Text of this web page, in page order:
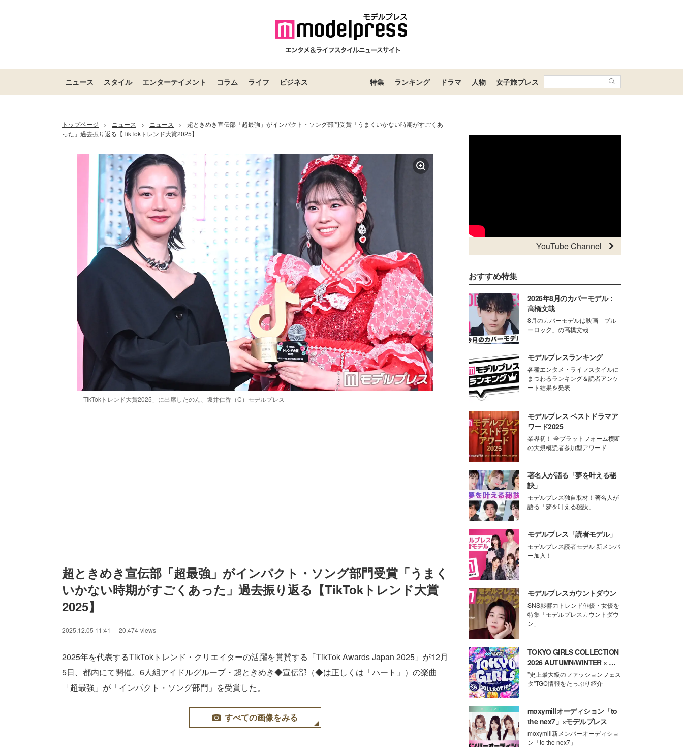
ニュース スタイル エンターテイメント コラム ライフ ビジネス 特集 ランキング ドラマ 人物 女子旅プレス
トップページ > ニュース > ニュース >
超ときめき宣伝部「超最強」がインパクト・ソング部門受賞「うまくいかない時期がすごくあ
った」過去振り返る【TikTokトレンド大賞2025】
「TikTokトレンド大賞2025」に出席したのん、坂井仁香（C）モデルプレス
超ときめき宣伝部「超最強」がインパクト・ソング部門受賞「うまく
いかない時期がすごくあった」過去振り返る【TikTokトレンド大賞
2025】
2025.12.05 11:41 20,474 views
2025年を代表するTikTokトレンド・クリエイターの活躍を賞賛する「TikTok Awards Japan 2025」が12月
5日、都内にて開催。6人組アイドルグループ・超ときめき◆宣伝部（◆は正しくは「ハート」）の楽曲
「超最強」が「インパクト・ソング部門」を受賞した。
すべての画像をみる
YouTube Channel
おすすめ特集
2026年8月のカバーモデル：
高橋文哉
8月のカバーモデルは映画「ブル
ーロック」の高橋文哉
モデルプレスランキング
各種エンタメ・ライフスタイルに
まつわるランキング＆読者アンケ
ート結果を発表
モデルプレス ベストドラマア
ワード2025
業界初！ 全プラットフォーム横断
の大規模読者参加型アワード
著名人が語る「夢を叶える秘
訣」
モデルプレス独自取材！著名人が
語る「夢を叶える秘訣」
モデルプレス「読者モデル」
モデルプレス読者モデル 新メンバ
ー加入！
モデルプレスカウントダウン
SNS影響力トレンド俳優・女優を
特集「モデルプレスカウントダウ
ン」
TOKYO GIRLS COLLECTION
2026 AUTUMN/WINTER × モ
デルプレス
"史上最大級のファッションフェス
タ"TGC情報をたっぷり紹介
moxymillオーディション「to
the nex7」×モデルプレス
moxymill新メンバーオーディショ
ン「to the nex7」